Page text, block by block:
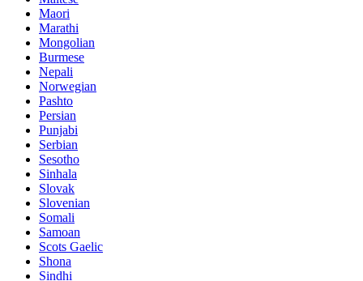
Maori
Marathi
Mongolian
Burmese
Nepali
Norwegian
Pashto
Persian
Punjabi
Serbian
Sesotho
Sinhala
Slovak
Slovenian
Somali
Samoan
Scots Gaelic
Shona
Sindhi